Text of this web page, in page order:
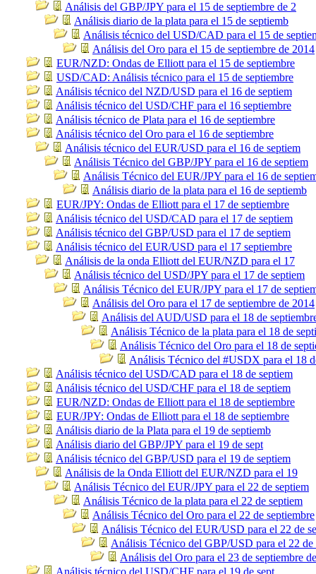
Análisis del GBP/JPY para el 15 de septiembre de 2
Análisis diario de la plata para el 15 de septiemb
Análisis técnico del USD/CAD para el 15 de
Análisis del Oro para el 15 de septiembre de 2014
EUR/NZD: Ondas de Elliott para el 15 de septiembre
USD/CAD: Análisis técnico para el 15 de septiembre
Análisis técnico del NZD/USD para el 16 de septiem
Análisis técnico del USD/CHF para el 16 septiembre
Análisis técnico de Plata para el 16 de septiembre
Análisis técnico del Oro para el 16 de septiembre
Análisis técnico del EUR/USD para el 16 de septiem
Análisis Técnico del GBP/JPY para el 16 de septiem
Análisis Técnico del EUR/JPY para el 16 de
Análisis diario de la plata para el 16 de septiemb
EUR/JPY: Ondas de Elliott para el 17 de septiembre
Análisis técnico del USD/CAD para el 17 de septiem
Análisis técnico del GBP/USD para el 17 de septiem
Análisis técnico del EUR/USD para el 17 septiembre
Análisis de la onda Elliott del EUR/NZD para el 17
Análisis técnico del USD/JPY para el 17 de septiem
Análisis Técnico del EUR/JPY para el 17 de
Análisis del Oro para el 17 de septiembre de 2014
Análisis del AUD/USD para el 18 de
Análisis Técnico de la plata para el 18 de
Análisis Técnico del Oro para el 18 de
Análisis Técnico del #USDX para el 18
Análisis técnico del USD/CAD para el 18 de septiem
Análisis técnico del USD/CHF para el 18 de septiem
EUR/NZD: Ondas de Elliott para el 18 de septiembre
EUR/JPY: Ondas de Elliott para el 18 de septiembre
Análisis diario de la Plata para el 19 de septiemb
Análisis diario del GBP/JPY para el 19 de sept
Análisis técnico del GBP/USD para el 19 de septiem
Análisis de la Onda Elliott del EUR/NZD para el 19
Análisis Técnico del EUR/JPY para el 22 de septiem
Análisis Técnico de la plata para el 22 de septiem
Análisis Técnico del Oro para el 22 de septiembre
Análisis Técnico del EUR/USD para el 22 de
Análisis Técnico del GBP/USD para el 22 de
Análisis del Oro para el 23 de septiembre
Análisis técnico del USD/CHF para el 19 de sept